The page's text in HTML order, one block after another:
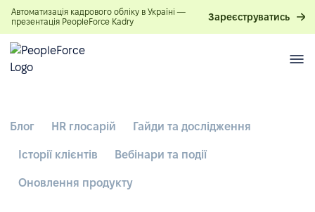
Автоматизація кадрового обліку в Україні —
презентація PeopleForce Kadry
Зареєструватись
Блог HR глосарій Гайди та дослідження
Історії клієнтів Вебінари та події
Оновлення продукту